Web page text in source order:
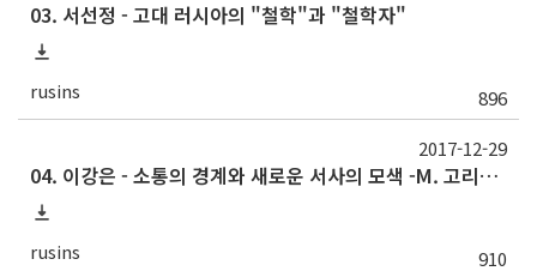
03. 서선정 - 고대 러시아의 "철학"과 "철학자"
rusins 896
04. 이강은 - 소통의 경계와 새로운 서사의 모색 -M. 고리끼의 「어떤 소설」
rusins 910
2017-12-29